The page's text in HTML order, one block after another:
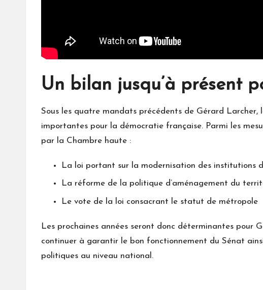
Un bilan jusqu’à présent
Sous les quatre mandats précédents de Gérard Larcher,
importantes pour la démocratie française. Parmi les
par la Chambre haute :
La loi portant sur la modernisation des institutions
La réforme de la politique d’aménagement du
Le vote de la loi consacrant le statut de métropole
Les prochaines années seront donc déterminantes pour
continuer à garantir le bon fonctionnement du Sénat
politiques au niveau national.